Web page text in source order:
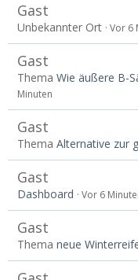
Gast
Unbekannter Ort Vor 6
Gast
Thema Wie äußere B-
Minuten
Gast
Thema Alternative zur
Gast
Dashboard Vor 6
Gast
Thema neue